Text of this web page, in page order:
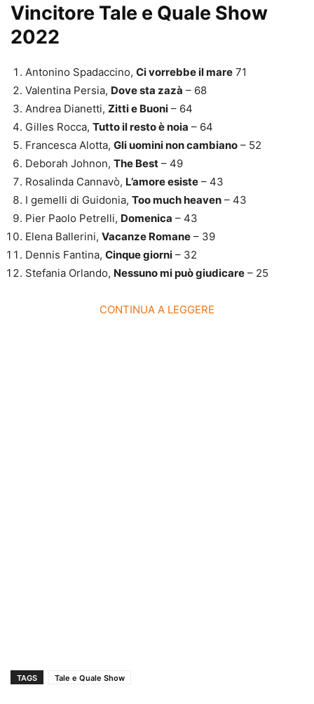
Vincitore Tale e Quale Show
2022
Antonino Spadaccino, Ci vorrebbe il mare 71
Valentina Persia, Dove sta zazà – 68
Andrea Dianetti, Zitti e Buoni – 64
Gilles Rocca, Tutto il resto è noia – 64
Francesca Alotta, Gli uomini non cambiano – 52
Deborah Johnon, The Best – 49
Rosalinda Cannavò, L’amore esiste – 43
I gemelli di Guidonia, Too much heaven – 43
Pier Paolo Petrelli, Domenica – 43
Elena Ballerini, Vacanze Romane – 39
Dennis Fantina, Cinque giorni – 32
Stefania Orlando, Nessuno mi può giudicare – 25
CONTINUA A LEGGERE
TAGS Tale e Quale Show